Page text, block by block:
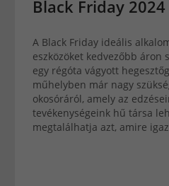
Black Friday 2024
A Black Friday ideális
eszközöket kedvezőbb áron
egy régóta vágyott
műhelyben már nagy
okosóráról, amely az
tevékenységeink hű társa
megtalálhatja azt, amire